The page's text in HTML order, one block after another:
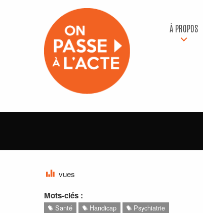
À PROPOS
vues
Mots-clés :
Santé Handicap
Psychiatrie